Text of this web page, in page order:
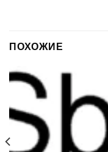
ПОХОЖИЕ